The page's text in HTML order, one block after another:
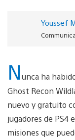
Youssef
Nunca ha
Ghost Recon
nuevo y gratuito
jugadores de PS4
misiones que